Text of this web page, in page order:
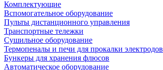
Комплектующие
Вспомогательное оборудование
Пульты дистанционного управления
Транспортные тележки
Сушильное оборудование
Термопеналы и печи для прокалки электродов
Бункеры для хранения флюсов
Автоматическое оборудование